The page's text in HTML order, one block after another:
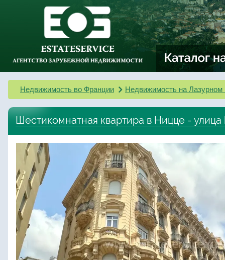
Недвижимость во Франции Недвижимость на Лазурном
Шестикомнатная квартира в Ницце -